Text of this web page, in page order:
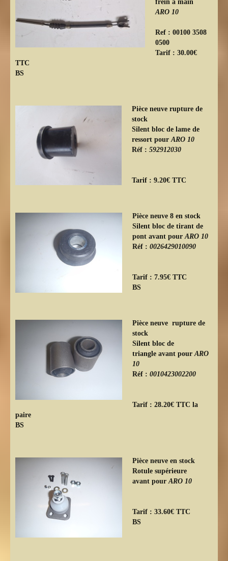
ARO 10
Ref : 00100 3508
0500
Tarif : 30.00€
TTC
BS
Pièce neuve rupture de
stock
Silent bloc de lame de
ressort pour ARO 10
Réf : 592912030
Tarif : 9.20€ TTC
Pièce neuve 8 en stock
Silent bloc de tirant de
pont avant pour ARO 10
Réf : 0026429010090
Tarif : 7.95€ TTC
BS
Pièce neuve rupture de
stock
Silent bloc de
triangle avant pour ARO
10
Réf : 0010423002200
Tarif : 28.20€ TTC la
paire
BS
Pièce neuve en stock
Rotule supérieure
avant pour ARO 10
Tarif : 33.60€ TTC
BS